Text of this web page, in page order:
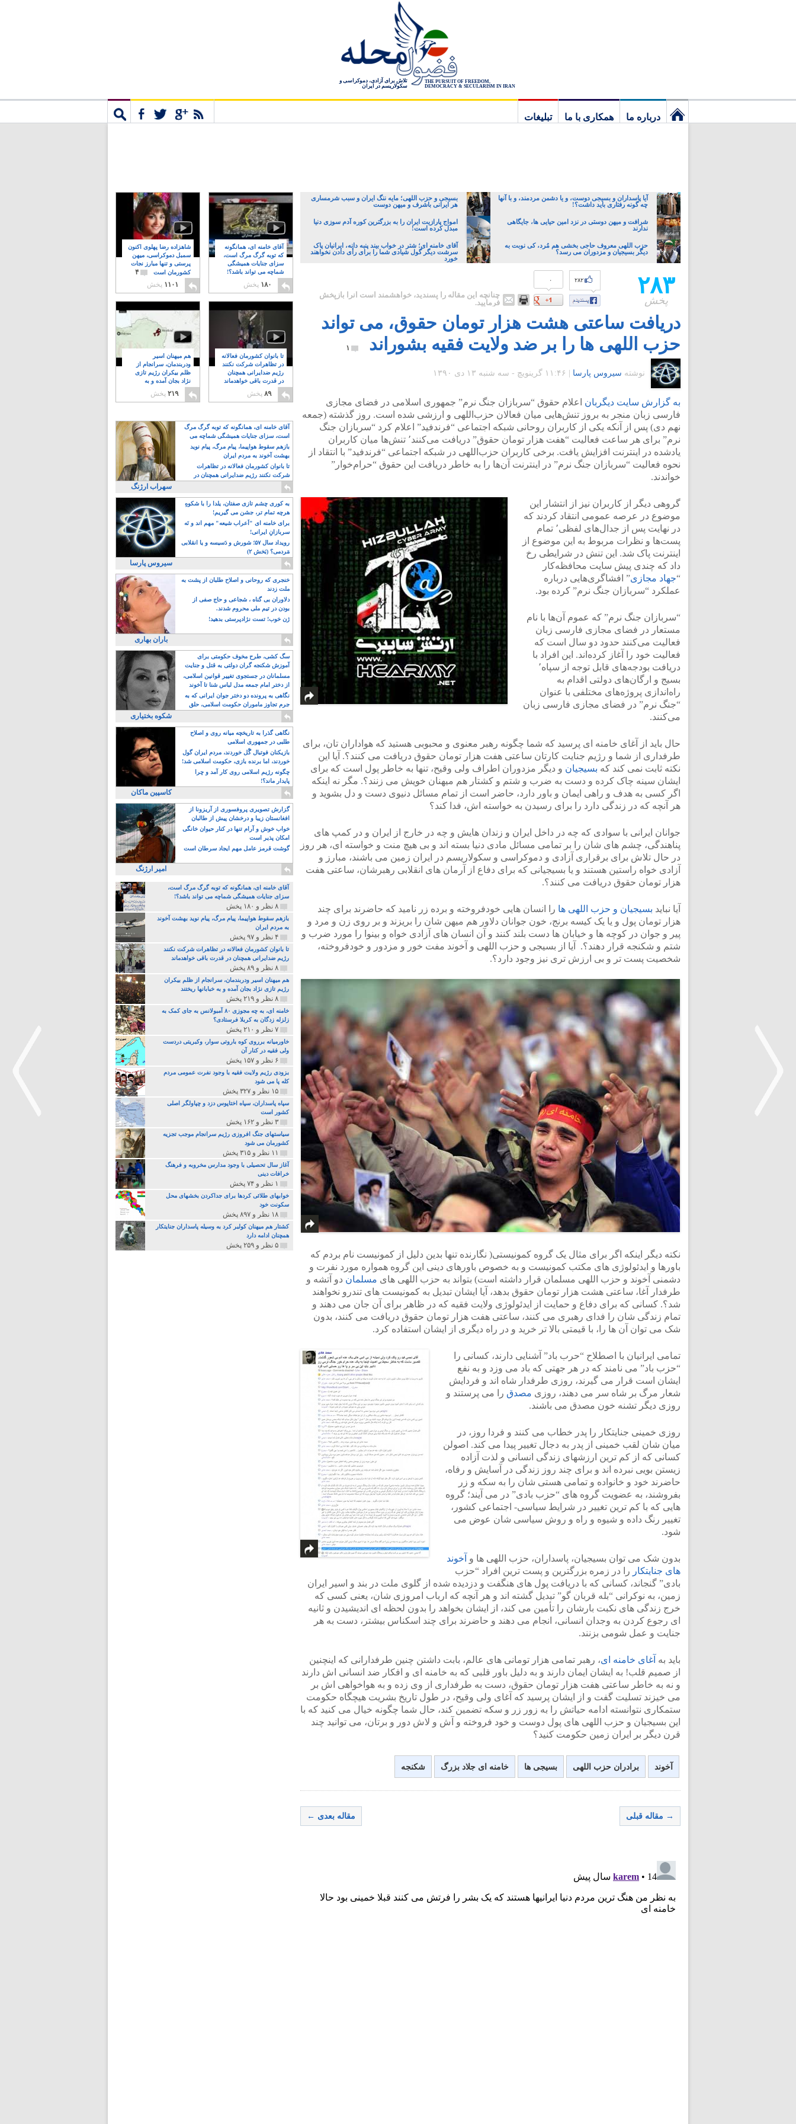
THE PURSUIT OF FREEDOM,
DEMOCRACY & SECULARISM IN IRAN
تلاش برای آزادی، دموکراسی و
سکولاریسم در ایران
درباره ما همکاری با ما
تبلیغات
آیا پاسداران و بسیجی دوست، و یا دشمن مردمند، و با آنها
چه گونه رفتاری باید داشت؟!
بسیجی و حزب اللهی؛ مایه ننگ ایران و سبب شرمساری
هر ایرانی باشرف و میهن دوست
شرافت و میهن دوستی در نزد امین حیایی ها، جایگاهی
ندارند
امواج پارازیت ایران را به بزرگترین کوره آدم سوزی دنیا
مبدل کرده است!
حزب اللهی معروف حاجی بخشی هم مُرد، کی نوبت به
دیگر بسیجیان و مزدوران می رسد؟
آقای خامنه ای؛ شتر در خواب بیند پنبه دانه، ایرانیان پاک
سرشت دیگر گول شیادی شما را برای رأی دادن نخواهند
خورد
۲۸۳
پخش
۰ ۲۸۲
چنانچه این مقاله را پسندید، خواهشمند است آنرا بازپخش
فرمایید.
دریافت ساعتی هشت هزار تومان حقوق، می تواند
حزب اللهی ها را بر ضد ولایت فقیه بشوراند
۱
نوشته سیروس پارسا ۱۱:۴۶ گرينويچ - سه شنبه ۱۳ دی ۱۳۹۰
به گزارش سایت دیگربان اعلام حقوق “سربازان جنگ نرم” جمهوری اسلامی در فضای مجازی
فارسی زبان منجر به بروز تنش‌هایی میان فعالان حزب‌اللهی و ارزشی شده است. روز گذشته (جمعه
نهم دی) پس از آنکه یکی از کاربران روحانی شبکه اجتماعی “فرند‌فید” اعلام کرد “سربازان جنگ
نرم” برای هر ساعت فعالیت “هفت هزار تومان حقوق” دریافت می‌کنند٬ تنش‌ها میان کاربران
یادشده در اینترنت افزایش یافت. برخی کاربران حزب‌اللهی در شبکه اجتماعی “فرندفید” با انتقاد از
نحوه فعالیت “سربازان جنگ نرم” در اینترنت آن‌ها را به خاطر دریافت این حقوق “حرام‌خوار”
خواندند.
گروهی دیگر از کاربران نیز از انتشار این
موضوع در عرصه عمومی انتقاد کردند که
در ‌‌نهایت پس از جدال‌های لفظی٬ تمام
پست‌ها و نظرات مربوط به این موضوع از
اینترنت پاک شد. این تنش در شرایطی رخ
داد که چندی پیش سایت محافظه‌کار
“جهاد‌ مجازی” افشاگری‌هایی درباره
عملکرد “سربازان جنگ نرم” کرده بود.
“سربازان جنگ نرم” که عموم آن‌ها با نام
مستعار در فضای مجازی فارسی زبان
فعالیت می‌کنند حدود دو سال است که
فعالیت خود را آغاز کرده‌اند. این افراد با
دریافت بودجه‌های قابل توجه از سپاه٬
بسیج و ارگان‌های دولتی اقدام به
راه‌اندازی پروژه‌های مختلفی با عنوان
“جنگ نرم” در فضای مجازی فارسی زبان
می‌کنند.
حال باید از آغای خامنه ای پرسید که شما چگونه رهبر معنوی و محبوبی هستید که هواداران تان، برای
طرفداری از شما و رژیم جنایت کارتان ساعتی هفت هزار تومان حقوق دریافت می کنند؟. آیا این
نکته ثابت نمی کند که بسیجیان و دیگر مزدوران اطراف ولی وقیح، تنها به خاطر پول است که برای
ایشان سینه چاک کرده و دست به ضرب و شتم و کشتار هم میهنان خویش می زنند؟. مگر نه اینکه
اگر کسی به هدف و راهی ایمان و باور دارد، حاضر است از تمام مسائل دنیوی دست و دل بشوید و
هر آنچه که در زندگی دارد را برای رسیدن به خواسته اش، فدا کند؟
جوانان ایرانی با سوادی که چه در داخل ایران و زندان هایش و چه در خارج از ایران و در کمپ های
پناهندگی، چشم های شان را بر تمامی مسائل مادی دنیا بسته اند و بی هیچ منت و خواسته ای، هر روز
در حال تلاش برای برقراری آزادی و دموکراسی و سکولاریسم در ایران زمین می باشند، مبارز و
آزادی خواه راستین هستند و یا بسیجیانی که برای دفاع از آرمان های انقلابی رهبرشان، ساعتی هفت
هزار تومان حقوق دریافت می کنند؟.
آیا نباید بسیجیان و حزب اللهی ها را انسان هایی خودفروخته و برده زر نامید که حاضرند برای چند
هزار تومان پول و یا یک کیسه برنج، خون جوانان دلاور هم میهن شان را بریزند و بر روی زن و مرد و
پیر و جوان در کوچه ها و خیابان ها دست بلند کنند و آن انسان های آزادی خواه و بینوا را مورد ضرب و
شتم و شکنجه قرار دهند؟. آیا از بسیجی و حزب اللهی و آخوند مفت خور و مزدور و خودفروخته،
شخصیت پست تر و بی ارزش تری نیز وجود دارد؟.
نکته دیگر اینکه اگر برای مثال یک گروه کمونیستی( نگارنده تنها بدین دلیل از کمونیست نام بردم که
باورها و ایدئولوژی های مکتب کمونیست و به خصوص باورهای دینی این گروه همواره مورد نفرت و
دشمنی آخوند و حزب اللهی مسلمان قرار داشته است) بتواند به حزب اللهی های مسلمان دو آتشه و
طرفدار آغا، ساعتی هشت هزار تومان حقوق بدهد، آیا ایشان تبدیل به کمونیست های تندرو نخواهند
شد؟. کسانی که برای دفاع و حمایت از ایدئولوژی ولایت فقیه که در ظاهر برای آن جان می دهند و
تمام زندگی شان را فدای رهبری می کنند، ساعتی هفت هزار تومان حقوق دریافت می کنند، بدون
شک می توان آن ها را، با قیمتی بالا تر خرید و در راه دیگری از ایشان استفاده کرد.
تمامی ایرانیان با اصطلاح “حرب باد” آشنایی دارند، کسانی را
“حزب باد” می نامند که در هر جهتی که باد می وزد و به نفع
ایشان است قرار می گیرند، روزی طرفدار شاه اند و فردایش
شعار مرگ بر شاه سر می دهند، روزی مصدق را می پرستند و
روزی دیگر تشنه خون مصدق می باشند.
روزی خمینی جنایتکار را پدر خطاب می کنند و فردا روز، در
میان شان لقب خمینی از پدر به دجال تغییر پیدا می کند. اصولن
کسانی که از کم ترین ارزشهای زندگی انسانی و لذت آزاده
زیستن بویی نبرده اند و برای چند روز زندگی در آسایش و رفاه،
حاضرند خود و خانواده و تمامی هستی شان را به سکه و زر
بفروشند، به عضویت گروه های “حزب بادی” در می آیند؛ گروه
هایی که با کم ترین تغییر در شرایط سیاسی- اجتماعی کشور،
تغییر رنگ داده و شیوه و راه و روش سیاسی شان عوض می
شود.
بدون شک می توان بسیجیان، پاسداران، حزب اللهی ها و آخوند
های جنایتکار را در زمره بزرگترین و پست ترین افراد “حزب
بادی” گنجاند، کسانی که با دریافت پول های هنگفت و دزدیده شده از گلوی ملت در بند و اسیر ایران
زمین، به نوکرانی “بله قربان گو” تبدیل گشته اند و هر آنچه که ارباب امروزی شان، یعنی کسی که
خرج زندگی های نکبت بارشان را تأمین می کند، از ایشان بخواهد را بدون لحظه ای اندیشیدن و ثانیه
ای رجوع کردن به وجدان انسانی، انجام می دهند و حاضرند برای چند اسکناس بیشتر، دست به هر
جنایت و عمل شومی بزنند.
باید به آغای خامنه ای، رهبر تمامی هزار تومانی های عالم، بابت داشتن چنین طرفدارانی که اینچنین
از صمیم قلب! به ایشان ایمان دارند و به دلیل باور قلبی که به خامنه ای و افکار ضد انسانی اش دارند
و نه به خاطر ساعتی هفت هزار تومان حقوق، دست به طرفداری از وی زده و به هواخواهی اش بر
می خیزند تسلیت گفت و از ایشان پرسید که آغای ولی وقیح، در طول تاریخ بشریت هیچگاه حکومت
ستمکاری نتوانسته ادامه حیاتش را به زور زر و سکه تضمین کند، حال شما چگونه خیال می کنید که با
این بسیجیان و حزب اللهی های پول دوست و خود فروخته و آش و لاش دور و برتان، می توانید چند
قرن دیگر بر ایران زمین حکومت کنید؟
آخوند برادران حزب اللهی بسیجی ها خامنه ای جلاد بزرگ شکنجه
→ مقاله قبلی مقاله بعدی ←
شاهزاده رضا پهلوی اکنون
سمبل دموکراسی، میهن
پرستی و تنها مبارز نجات
کشورمان است
۴
۱۱۰۱ پخش
آقای خامنه ای، همانگونه
که توبه گرگ مرگ است،
سزای جنایات همیشگی
شماچه می تواند باشد؟!
۸
۱۸۰ پخش
هم میهنان اسیر
ودربندمان، سرانجام از
ظلم بیکران رژیم تازی
نژاد بجان آمده و به
۲۱۹ پخش
تا بانوان کشورمان فعالانه
در تظاهرات شرکت نکنند
رژیم ضدایرانی همچنان
در قدرت باقی خواهدماند
۸
۸۹ پخش
آقای خامنه ای، همانگونه که توبه گرگ مرگ
است، سزای جنایات همیشگی شماچه می
تواند باشد؟!
بازهم سقوط هواپیما، پیام مرگ، پیام نوید
بهشت آخوند به مردم ایران
تا بانوان کشورمان فعالانه در تظاهرات
شرکت نکنند رژیم ضدایرانی همچنان در
قدرت باقی خواهدماند
سهراب ارژنگ
به کوری چشم تازی صفتان، یلدا را با شکوهِ
هرچه تمام تر، جشن می گیریم!
برای خامنه ای "اَعراب شیعه" مهم اند و نَه
سربازانِ ایرانی!
رویداد سال ۵۷؛ شورش و دَسیسه و یا انقلابی
مَردمی؟ (بَخش ۲)
سیروس پارسا
خنجری که روحانی و اصلاح طلبان از پشت به
ملت زدند
دلاوران بی گناه ، شجاعی و حاج صفی از
بودن در تیم ملی محروم شدند.
ژن خوب! تست نژادپرستی بدهید!
باران بهاری
سگ کشی، طرح مخوف حکومتی برای
آموزش شکنجه گران دولتی به قتل و جنایت
بیشتر
مسلمانان در جستجوی تغییر قوانین اسلامی،
از دختر امام جمعه مدل لباس شنا تا آخوند
مسلمان همجنسگرا!
نگاهی به پرونده دو دختر جوان ایرانی که به
جرم تجاوز ماموران حکومت اسلامی، حلق
آویز شدند!
شکوه بختیاری
نگاهی گذرا به تاریخچه میانه روی و اصلاح
طلبی در جمهوری اسلامی
بازیکنان فوتبال گًل خوردند، مردم ایران گول
خوردند، اما برنده بازی، حکومت اسلامی شد!
چگونه رژیم اسلامی روی کار آمد و چرا
پایدار ماند؟!
کاسپین ماکان
گزارش تصویری پروفسوری از آریزونا از
افغانستان زیبا و درخشان پیش از طالبان
خواب خوش و آرام تنها در کنار حیوان خانگی
امکان پذیر است
گوشت قرمز عامل مهم ایجاد سرطان است
امیر ارژنگ
آقای خامنه ای، همانگونه که توبه گرگ مرگ است،
سزای جنایات همیشگی شماچه می تواند باشد؟!
۸ نظر و ۱۸۰ پخش
بازهم سقوط هواپیما، پیام مرگ، پیام نوید بهشت آخوند
به مردم ایران
۴ نظر و ۹۷ پخش
تا بانوان کشورمان فعالانه در تظاهرات شرکت نکنند
رژیم ضدایرانی همچنان در قدرت باقی خواهدماند
۸ نظر و ۸۹ پخش
هم میهنان اسیر ودربندمان، سرانجام از ظلم بیکران
رژیم تازی نژاد بجان آمده و به خبابانها ریختند
۸ نظر و ۲۱۹ پخش
خامنه ای، به چه مجوزی ۸۰ آمبولانس به جای کمک به
زلزله زدگان به کربلا فرستادی؟
۷ نظر و ۲۱۰ پخش
خاورمیانه برروی کوه باروتی سوار، وکبریتی دردست
ولی فقیه در کنار آن
۶ نظر و ۱۵۷ پخش
بزودی رژیم ولایت فقیه با وجود نفرت عمومی مردم
کله پا می شود
۱۵ نظر و ۳۲۷ پخش
سپاه پاسداران، سپاه اختاپوس دزد و چپاولگر اصلی
کشور است
۳ نظر و ۱۶۲ پخش
سیاستهای جنگ افروزی رژیم سرانجام موجب تجزیه
کشورمان می شود
۱۱ نظر و ۳۱۵ پخش
آغاز سال تحصیلی با وجود مدارس مخروبه و فرهنگ
خرافات دینی
۱ نظر و ۷۴ پخش
خوابهای طلائی کردها برای جداکردن بخشهای محل
سکونت خود
۱۸ نظر و ۸۹۷ پخش
کشتار هم میهنان کولبر کرد به وسیله پاسداران جنایتکار
همچنان ادامه دارد
۵ نظر و ۲۵۹ پخش